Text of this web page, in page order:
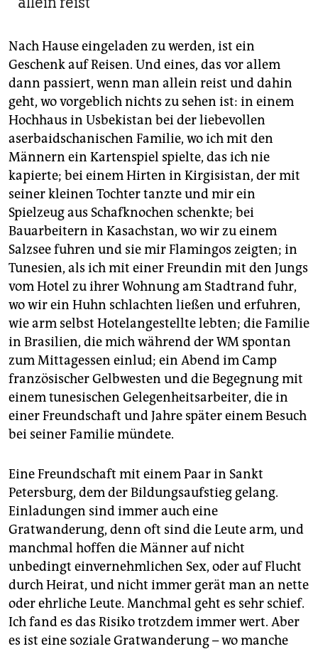
Nach Hause eingeladen zu werden, ist ein
Geschenk auf Reisen. Und eines, das vor allem
dann passiert, wenn man allein reist und dahin
geht, wo vorgeblich nichts zu sehen ist: in einem
Hochhaus in Usbekistan bei der liebevollen
aserbaidschanischen Familie, wo ich mit den
Männern ein Kartenspiel spielte, das ich nie
kapierte; bei einem Hirten in Kirgisistan, der mit
seiner kleinen Tochter tanzte und mir ein
Spielzeug aus Schafknochen schenkte; bei
Bauarbeitern in Kasachstan, wo wir zu einem
Salzsee fuhren und sie mir Flamingos zeigten; in
Tunesien, als ich mit einer Freundin mit den Jungs
vom Hotel zu ihrer Wohnung am Stadtrand fuhr,
wo wir ein Huhn schlachten ließen und erfuhren,
wie arm selbst Hotelangestellte lebten; die Familie
in Brasilien, die mich während der WM spontan
zum Mittagessen einlud; ein Abend im Camp
französischer Gelbwesten und die Begegnung mit
einem tunesischen Gelegenheitsarbeiter, die in
einer Freundschaft und Jahre später einem Besuch
bei seiner Familie mündete.
Eine Freundschaft mit einem Paar in Sankt
Petersburg, dem der Bildungsaufstieg gelang.
Einladungen sind immer auch eine
Gratwanderung, denn oft sind die Leute arm, und
manchmal hoffen die Männer auf nicht
unbedingt einvernehmlichen Sex, oder auf Flucht
durch Heirat, und nicht immer gerät man an nette
oder ehrliche Leute. Manchmal geht es sehr schief.
Ich fand es das Risiko trotzdem immer wert. Aber
es ist eine soziale Gratwanderung – wo manche